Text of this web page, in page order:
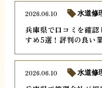
兵庫県で口コミを確
すめ5選！評判の良い
2026.06.10 水道修
2026.06.10 水道修